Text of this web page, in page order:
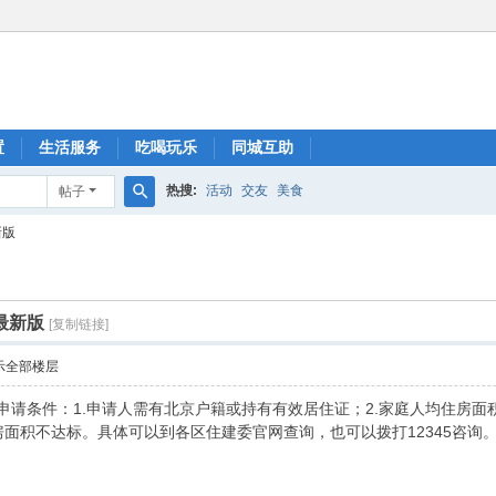
生活服务 吃喝玩乐 同城互助
帖子 热搜: 活动 交友 美食
新版 [复制链接]
全部楼层
请条件：1.申请人需有北京户籍或持有有效居住证；2.家庭人均住房
积不达标。具体可以到各区住建委官网查询，也可以拨打12345咨询。